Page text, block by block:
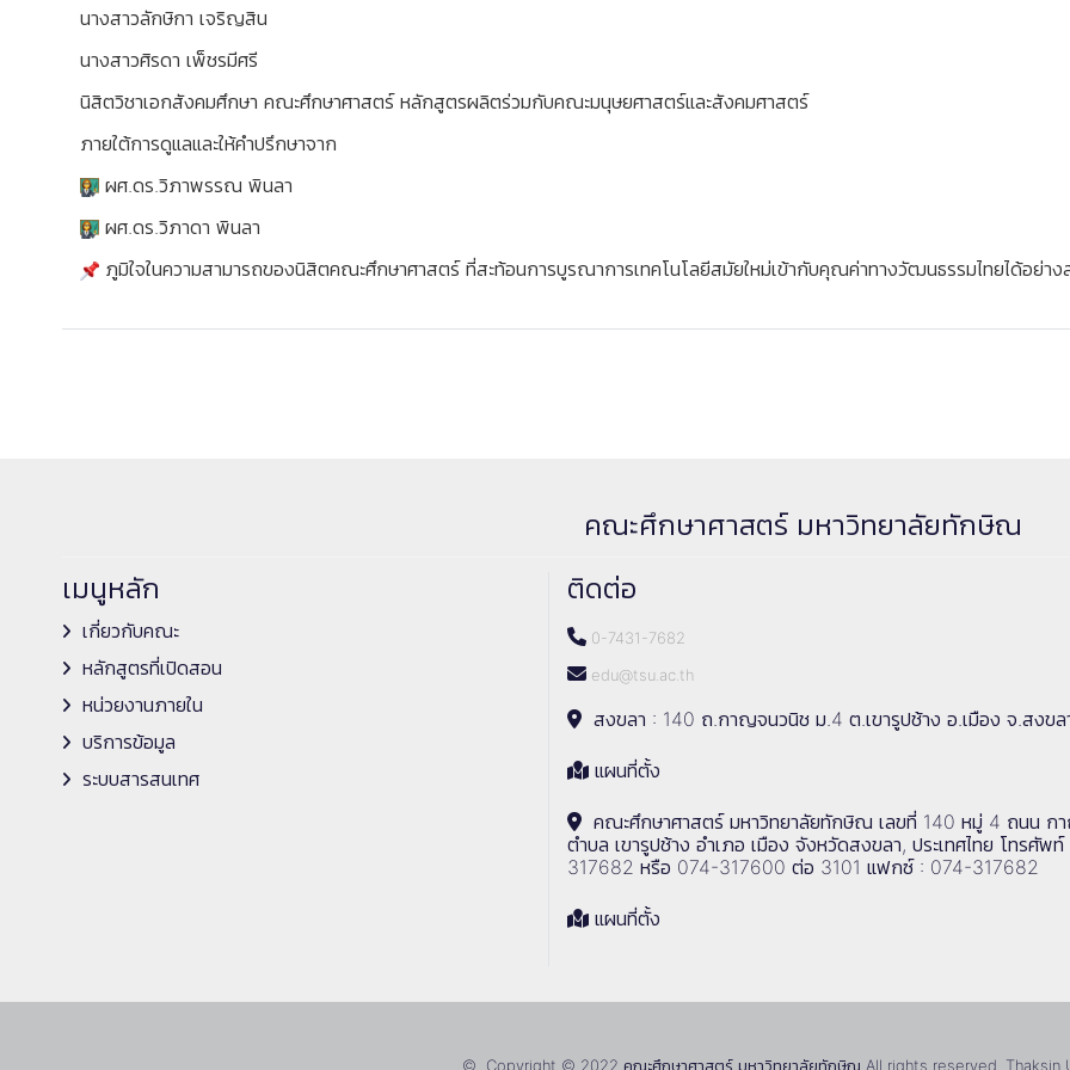
นางสาวลักษิกา เจริญสิน
นางสาวศิรดา เพ็ชรมีศรี
นิสิตวิชาเอกสังคมศึกษา คณะศึกษาศาสตร์ หลักสูตรผลิตร่วมกับคณะมนุษยศาสตร์และสังคมศาสตร์
ภายใต้การดูแลและให้คำปรึกษาจาก
ผศ.ดร.วิภาพรรณ พินลา
ผศ.ดร.วิภาดา พินลา
ภูมิใจในความสามารถของนิสิตคณะศึกษาศาสตร์ ที่สะท้อนการบูรณาการเทคโนโลยีสมัยใหม่เข้ากับคุณค่าทางวัฒนธรรมไทยได้อย่าง
คณะศึกษาศาสตร์ มหาวิทยาลัยทักษิณ
เมนูหลัก
เกี่ยวกับคณะ
หลักสูตรที่เปิดสอน
หน่วยงานภายใน
บริการข้อมูล
ระบบสารสนเทศ
ติดต่อ
0-7431-7682
edu@tsu.ac.th
สงขลา : 140 ถ.กาญจนวนิช ม.4 ต.เขารูปช้าง อ.เมือง จ.สงขล
แผนที่ตั้ง
คณะศึกษาศาสตร์ มหาวิทยาลัยทักษิณ เลขที่ 140 หมู่ 4 ถนน ก
ตำบล เขารูปช้าง อำเภอ เมือง จังหวัดสงขลา, ประเทศไทย โทรศัพ
317682 หรือ 074-317600 ต่อ 3101 แฟกซ์ : 074-317682
แผนที่ตั้ง
© Copyright © 2022 คณะศึกษาศาสตร์ มหาวิทยาลัยทักษิณ All rights reserved. Thaksin